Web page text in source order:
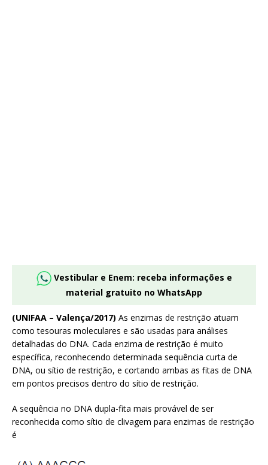
Vestibular e Enem: receba informações e
material gratuito no WhatsApp
(UNIFAA – Valença/2017) As enzimas de restrição atuam
como tesouras moleculares e são usadas para análises
detalhadas do DNA. Cada enzima de restrição é muito
específica, reconhecendo determinada sequência curta de
DNA, ou sítio de restrição, e cortando ambas as fitas de DNA
em pontos precisos dentro do sítio de restrição.
A sequência no DNA dupla-fita mais provável de ser
reconhecida como sítio de clivagem para enzimas de restrição
é